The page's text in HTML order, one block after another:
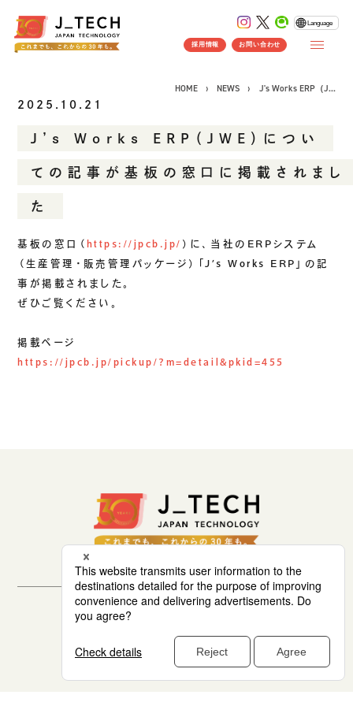
コンセプト
SERVICE
事業紹介
製品ソリューション
J's Works ERP
FLEXSCHE
クラウドソリューション
SUSTAINABILITY
セキュリティポリシー
SDGsへの取り組み
コンプライアンス
労働情報の公開
COMPANY
Language
採用情報 お問い合わせ
HOME NEWS J's Works ERP（J...
2025.10.21
J’s Works ERP（JWE）につい
ての記事が基板の窓口に掲載されまし
た
基板の窓口（ https://jpcb.jp/ ）に、当社のERPシステム
（生産管理・販売管理パッケージ）「J’s Works ERP」の記
事が掲載されました。
ぜひご覧ください。
掲載ページ
https://jpcb.jp/pickup/?m=detail&pkid=455
セキュリティポリシー
© 1997 株式会社ジェイテック (J_TECH Inc.)